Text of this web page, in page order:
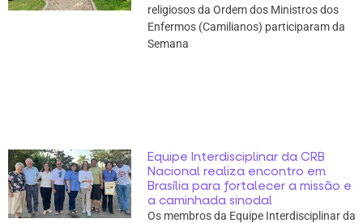
religiosos da Ordem dos Ministros dos
Enfermos (Camilianos) participaram da
Semana
Equipe Interdisciplinar da CRB
Nacional realiza encontro em
Brasília para fortalecer a missão e
a caminhada sinodal
Os membros da Equipe Interdisciplinar da